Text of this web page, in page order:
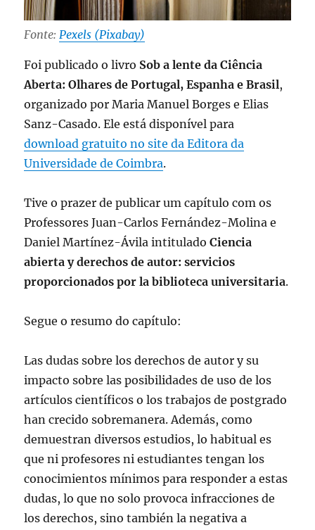
Fonte:Pexels (Pixabay)
Foi publicado o livro Sob a lente da Ciência
Aberta: Olhares de Portugal, Espanha e Brasil,
organizado por Maria Manuel Borges e Elias
Sanz-Casado. Ele está disponível para
download gratuito no site da Editora da
Universidade de Coimbra.
Tive o prazer de publicar um capítulo com os
Professores Juan-Carlos Fernández-Molina e
Daniel Martínez-Ávila intituladoCiencia
abierta y derechos de autor: servicios
proporcionados por la biblioteca universitaria.
Segue o resumo do capítulo:
Las dudas sobre los derechos de autor y su
impacto sobre las posibilidades de uso de los
artículos científicos o los trabajos de postgrado
han crecido sobremanera. Además, como
demuestran diversos estudios, lo habitual es
que ni profesores ni estudiantes tengan los
conocimientos mínimos para responder a estas
dudas, lo que no solo provoca infracciones de
los derechos, sino también la negativa a